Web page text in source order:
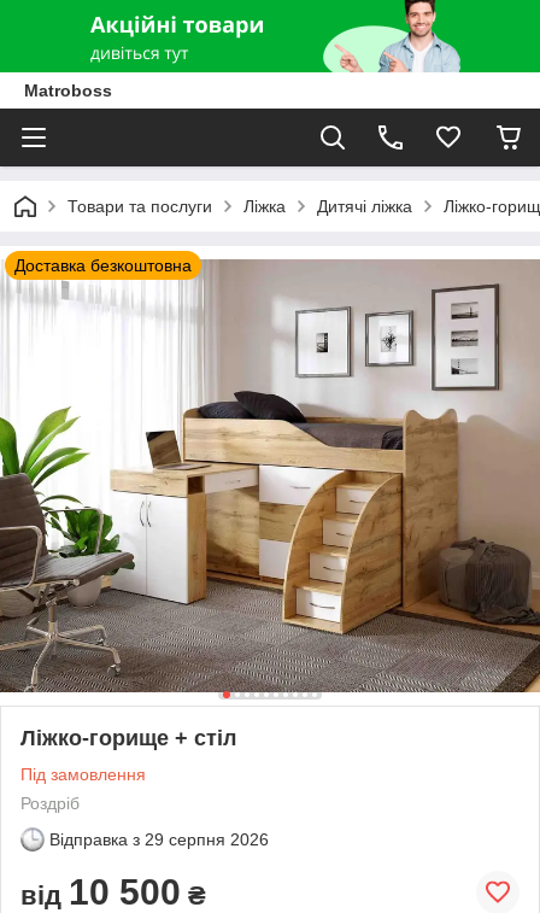
Matroboss
Товари та послуги Ліжка Дитячі ліжка Ліжко-
Доставка безкоштовна
Ліжко-горище + стіл
Під замовлення
Роздріб
Відправка з 29 серпня 2026
від 10 500 ₴